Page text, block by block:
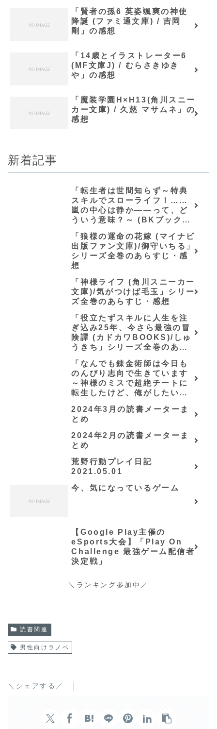
「賢者の孫6 英姿颯爽の神使
降誕 (ファミ通文庫) / 吉岡
剛」の感想
「14歳とイラストレーター6
(MF文庫J) / むらさきゆき
や」の感想
「魔装学園H×H13(角川スニー
カー文庫) / 久慈 マサムネ」の
感想
新着記事
「転生者は世間知らず～特典
スキルでスローライフ！……
嵐の中心は静か――って、ど
ういう意味？～ (BKブック
らすじ・感想
「狼様の運命の花嫁 (マイナビ
出版ファン文庫)/御守いちる」
シリーズ全巻のあらすじ・感
想
「神様ライフ (角川スニーカー
文庫)/気がつけば毛玉」シリー
ズ全巻のあらすじ・感想
「役立たずスキルに人生を注
ぎ込み25年、今さら最強の冒
険譚 (カドカワBOOKS)/しゅ
うきち」シリーズ全巻のあら
「なんでも錬金術師は今日も
のんびり志向で生きています
～神様のミスで超絶チートに
転生したけど、俺がしたいの
会の立上げです～（グラスト
ノベルス） (グラスト
NOVELS)/可換環」シリーズ
全巻のあらすじ・感想
2024年3月の読書メーターま
とめ
2024年2月の読書メーターま
とめ
荒野行動プレイ日記
2021.05.01
今、気になっているゲーム
【Google Play主催の
eSports大会】「Play On
Challenge 最強ゲーム配信者
決定戦」
＼ランキング参加中／
読書関連
男性向けラノベ
＼シェアする／